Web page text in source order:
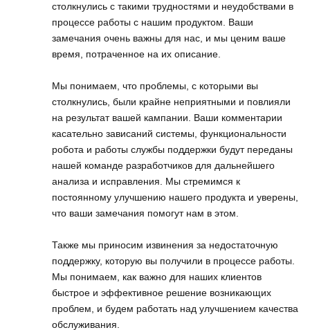
столкнулись с такими трудностями и неудобствами в
процессе работы с нашим продуктом. Ваши
замечания очень важны для нас, и мы ценим ваше
время, потраченное на их описание.
Мы понимаем, что проблемы, с которыми вы
столкнулись, были крайне неприятными и повлияли
на результат вашей кампании. Ваши комментарии
касательно зависаний системы, функциональности
робота и работы службы поддержки будут переданы
нашей команде разработчиков для дальнейшего
анализа и исправления. Мы стремимся к
постоянному улучшению нашего продукта и уверены,
что ваши замечания помогут нам в этом.
Также мы приносим извинения за недостаточную
поддержку, которую вы получили в процессе работы.
Мы понимаем, как важно для наших клиентов
быстрое и эффективное решение возникающих
проблем, и будем работать над улучшением качества
обслуживания.